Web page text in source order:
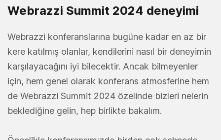
Webrazzi Summit 2024 deneyimi
Webrazzi konferanslarına bugüne kadar en az bir
kere katılmış olanlar, kendilerini nasıl bir deneyimin
karşılayacağını iyi bilecektir. Ancak bilmeyenler
için, hem genel olarak konferans atmosferine hem
de Webrazzi Summit 2024 özelinde bizleri nelerin
beklediğine gelin, hep birlikte bakalım.